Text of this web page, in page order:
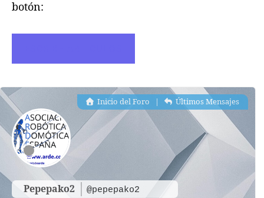
botón:
Pepepako2 @pepepako2
Inicio del Foro Últimos Mensajes